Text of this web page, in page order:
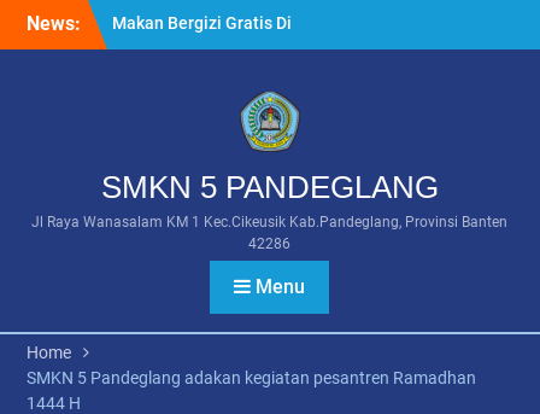
News:
Makan Bergizi Gratis Di
SMKN 5 Pandeglang
Panitia Asas SMKN 5
Pandeglang Gelar Evaluasi
Sekaligus Penutupan
Setelah Asesmen 2025
Penilaian Uji Kompetensi
Keahlian Internal Jurusan
RPL SMKN 5 Pandeglang
SMKN 5 PANDEGLANG
Jl Raya Wanasalam KM 1 Kec.Cikeusik Kab.Pandeglang, Provinsi Banten
42286
Menu
Home
SMKN 5 Pandeglang adakan kegiatan pesantren Ramadhan
1444 H